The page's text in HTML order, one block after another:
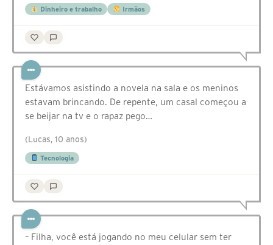
Dinheiro e trabalho Irmãos
Estávamos asistindo a novela na sala e os meninos
estavam brincando. De repente, um casal começou a
se beijar na tv e o rapaz pego…
(Lucas, 10 anos)
Tecnologia
– Filha, você está jogando no meu celular sem ter